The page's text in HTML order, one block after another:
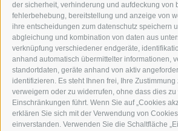
der sicherheit, verhinderung und aufdeckung von
fehlerbehebung, bereitstellung und anzeige von
ihre entscheidungen zum datenschutz speichern
abgleichung und kombination von daten aus
verknüpfung verschiedener endgeräte,
anhand automatisch übermittelter informationen,
standortdaten, geräte anhand von aktiv
identifizieren. Es steht Ihnen frei, Ihre Zustimmung
verweigern oder zu widerrufen, ohne dass dies
Einschränkungen führt. Wenn Sie auf „Cookies
erklären Sie sich mit der Verwendung von
einverstanden. Verwenden Sie die Schaltfläche
WERBEN IM ERKER
ONLINE-WERBUNG
SEPA-DAUERAUFTRAG
REGELN LESERKOMMENTARE
ONLINE VOTING
SERVICE
VERANSTALTUNGSKALENDER
KLEINANZEIGER